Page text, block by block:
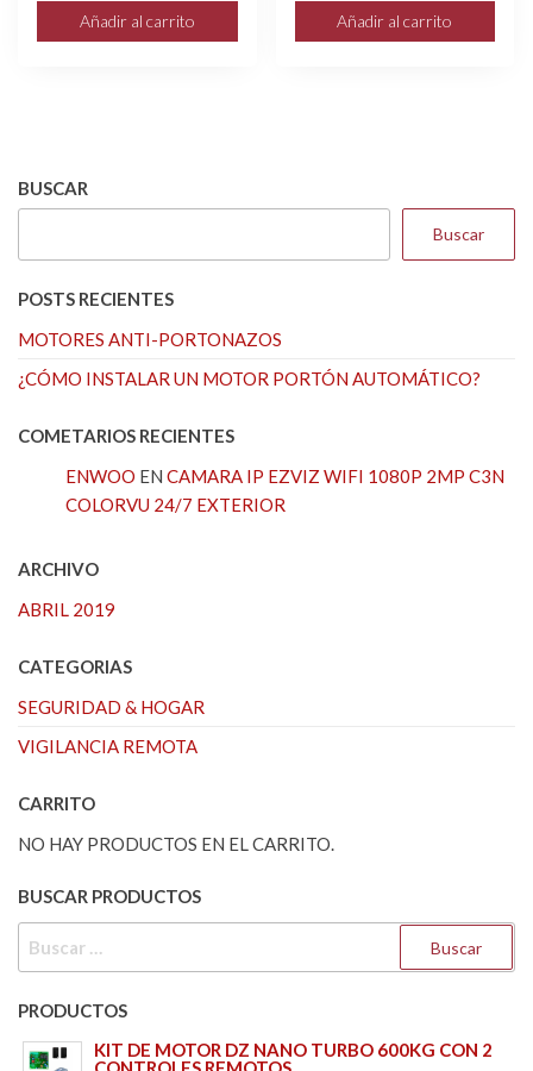
Añadir al carrito Añadir al carrito
BUSCAR
Buscar
POSTS RECIENTES
MOTORES ANTI-PORTONAZOS
¿CÓMO INSTALAR UN MOTOR PORTÓN AUTOMÁTICO?
COMETARIOS RECIENTES
ENWOO EN CAMARA IP EZVIZ WIFI 1080P 2MP C3N
COLORVU 24/7 EXTERIOR
ARCHIVO
ABRIL 2019
CATEGORIAS
SEGURIDAD & HOGAR
VIGILANCIA REMOTA
CARRITO
NO HAY PRODUCTOS EN EL CARRITO.
BUSCAR PRODUCTOS
PRODUCTOS
KIT DE MOTOR DZ NANO TURBO 600KG CON 2